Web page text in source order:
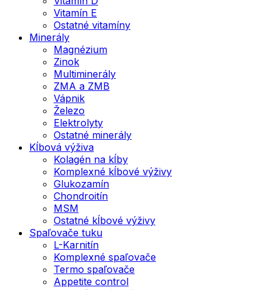
Vitamín E
Ostatné vitamíny
Minerály
Magnézium
Zinok
Multiminerály
ZMA a ZMB
Vápnik
Železo
Elektrolyty
Ostatné minerály
Kĺbová výživa
Kolagén na kĺby
Komplexné kĺbové výživy
Glukozamín
Chondroitín
MSM
Ostatné kĺbové výživy
Spaľovače tuku
L-Karnitín
Komplexné spaľovače
Termo spaľovače
Appetite control